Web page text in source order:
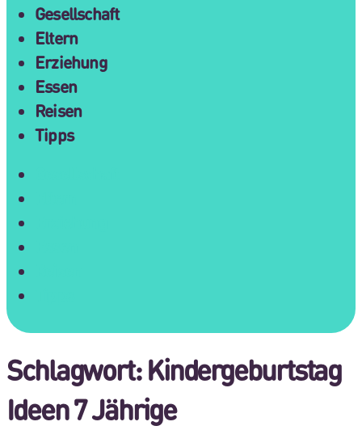
Gesellschaft
Eltern
Erziehung
Essen
Reisen
Tipps
Schlagwort:Kindergeburtstag
Ideen 7 Jährige